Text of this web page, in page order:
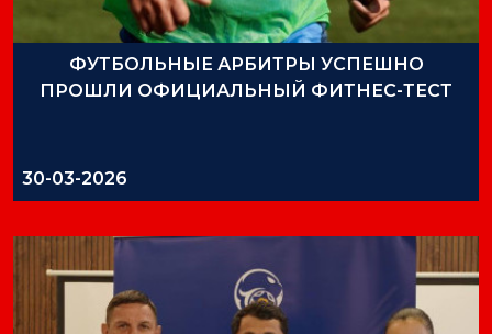
ФУТБОЛЬНЫЕ АРБИТРЫ УСПЕШНО
ПРОШЛИ ОФИЦИАЛЬНЫЙ ФИТНЕС-ТЕСТ
30-03-2026